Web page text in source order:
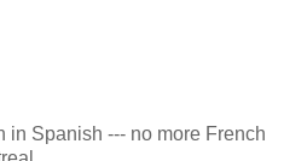
in Spanish --- no more French